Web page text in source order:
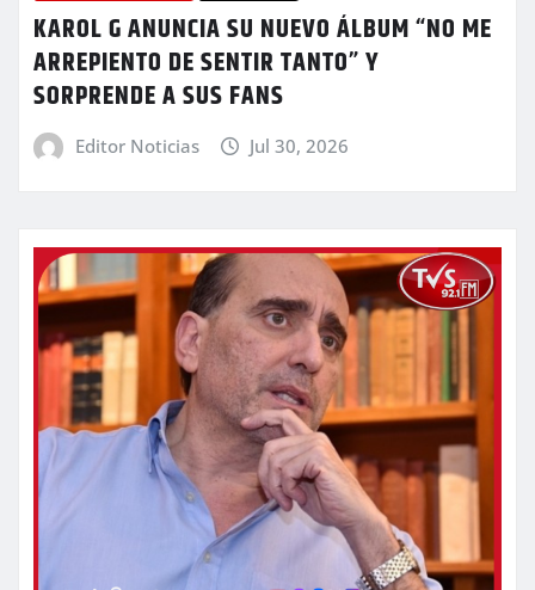
KAROL G ANUNCIA SU NUEVO ÁLBUM “NO ME
ARREPIENTO DE SENTIR TANTO” Y
SORPRENDE A SUS FANS
Editor Noticias Jul 30, 2026